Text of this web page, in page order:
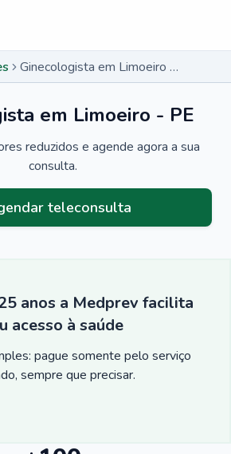
Ginecologista em Limoeiro - PE
em Limoeiro - PE
reduzidos e agende agora a sua
consulta.
teleconsulta
anos a Medprev facilita
acesso à saúde
pague somente pelo serviço
sempre que precisar.